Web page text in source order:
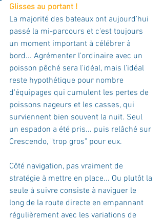
Glisses au portant !
La majorité des bateaux ont aujourd'hui
passé la mi-parcours et c'est toujours
un moment important à célébrer à
bord... Agrémenter l'ordinaire avec un
poisson pêché sera l'idéal, mais l'idéal
reste hypothétique pour nombre
d'équipages qui cumulent les pertes de
poissons nageurs et les casses, qui
surviennent bien souvent la nuit. Seul
un espadon a été pris... puis relâché sur
Crescendo, "trop gros" pour eux.
Côté navigation, pas vraiment de
stratégie à mettre en place... Ou plutôt la
seule à suivre consiste à naviguer le
long de la route directe en empannant
régulièrement avec les variations de